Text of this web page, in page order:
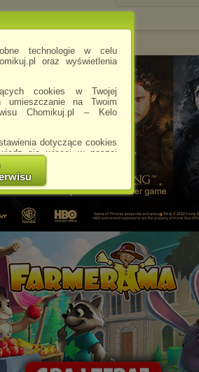
technologie w celu
oraz wyświetlenia
cookies w Twojej
na Twoim
Chomikuj.pl – Kelo
dotyczące cookies
się więcej w naszej
przeglądarki może
Chomikuj.pl.
cookies niestety
Zaufanych Partnerów
skuteczności działań
Ci reklama nie
a będzie to reklama
internetowej w
plików cookies na
usunąć pliki cookies,
przeglądarki